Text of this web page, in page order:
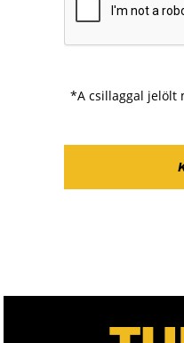
*A csillaggal jelölt